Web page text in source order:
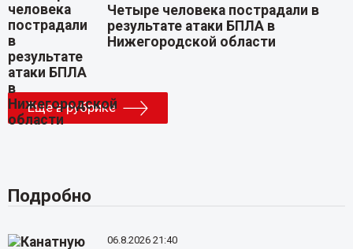
Четыре человека пострадали в
результате атаки БПЛА в
Нижегородской области
Еще в рубрике
Подробно
06.8.2026 21:40